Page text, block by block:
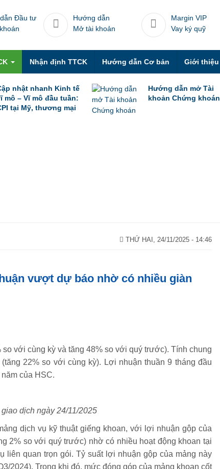
Đầu tư
Hướng dẫn
Mở tài khoản
Margin VIP
Vay ký quỹ
Nhận định TTCK Hướng dẫn Cơ bản Giới thiệu
nhật nhanh Kinh tế
mô – Vĩ mô đầu tuần:
tại Mỹ, thương mại
Hướng dẫn mở Tài
khoản Chứng khoán
THỨ HAI, 24/11/2025 - 14:46
vượt dự báo nhờ có nhiều giàn
với cùng kỳ và tăng 48% so với quý trước). Tính chung
22% so với cùng kỳ). Lợi nhuận thuần 9 tháng đầu
của HSC.
dịch ngày 24/11/2025
dịch vụ kỹ thuật giếng khoan, với lợi nhuận gộp của
2% so với quý trước) nhờ có nhiều hoạt động khoan tại
liên quan trọn gói. Tỷ suất lợi nhuận gộp của mảng này
2024). Trong khi đó, mức đóng góp của mảng khoan cốt